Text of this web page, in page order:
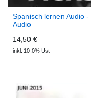
Spanisch lernen Audio
Audio
14,50 €
inkl. 10,0% Ust